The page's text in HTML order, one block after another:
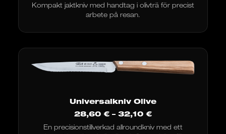
Kompakt jaktkniv med handtag i olivträ för precist
arbete på resan.
Universalkniv Olive
28,60 € – 32,10 €Prisintervall:
€
En precisionstillverkad allroundkniv med ett